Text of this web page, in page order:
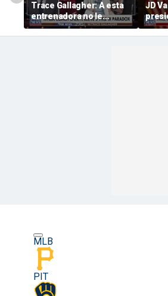
Trace Gallagher: A esta
entrenadora no le
preocupa la igualdad de
oportunidades, sino solo
JD
de
MLB
PIT